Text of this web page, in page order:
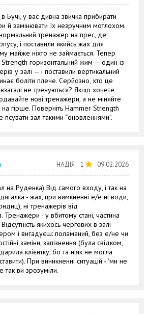
в Бучі, у вас дивна звичка прибирати
й замінювати їх незручним мотлохом.
тренажер на прес, де
і поставили якийсь жах для
майже ніхто не займається. Тепер
горизонтальний жим — один із
у залі — і поставили вертикальний
боліти плече. Серйозно, хто це
не тренуються? Якщо хочете
нові тренажери, а не міняйте
гірше. Поверніть Hammer Strength
псувати зал такими “оновленнями”.
НАДІЯ 1 09.02.2026
на Руденка) Від самого входу, і так на
- жах, при вимкненні е/е ні води,
ні тренажерів від
Тренажери - у вбитому стані, частина
якихось чергових в залі
і вигадуєш: поламаний, без е/не чи
заміни, запізнення (була свідком,
клієнтку, бо та ніяк не могла
При виникненні ситуацій - "ми не
так ви зрозуміли.